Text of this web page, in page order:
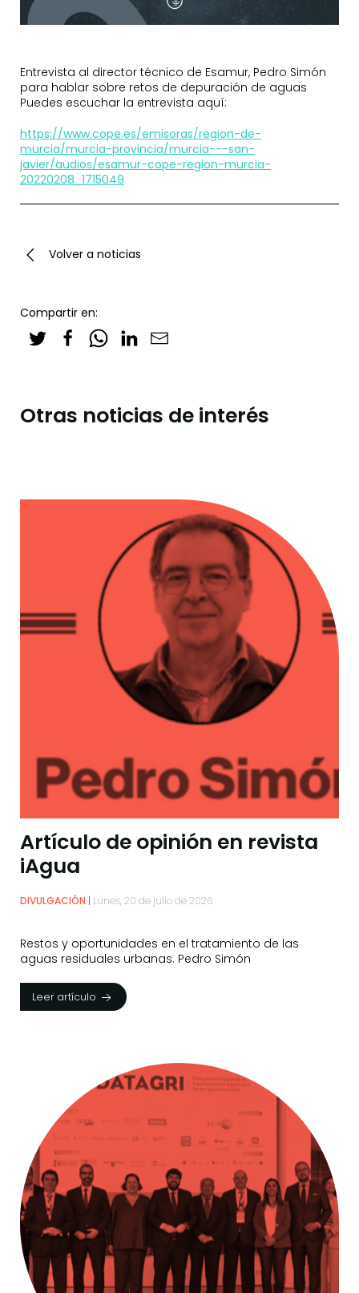
Entrevista al director técnico de Esamur, Pedro Simón
para hablar sobre retos de depuración de aguas
Puedes escuchar la entrevista aquí:
https://www.cope.es/emisoras/region-de-
murcia/murcia-provincia/murcia---san-
javier/audios/esamur-cope-region-murcia-
20220208_1715049
Volver a noticias
Compartir en:
Otras noticias de interés
Artículo de opinión en revista
iAgua
DIVULGACIÓN Lunes, 20 de julio de 2026
Restos y oportunidades en el tratamiento de las
aguas residuales urbanas. Pedro Simón
Leer artículo